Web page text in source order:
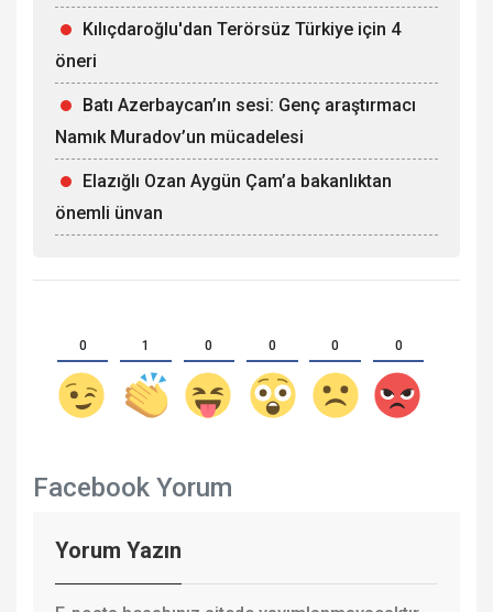
Kılıçdaroğlu'dan Terörsüz Türkiye için 4
öneri
Batı Azerbaycan’ın sesi: Genç araştırmacı
Namık Muradov’un mücadelesi
Elazığlı Ozan Aygün Çam’a bakanlıktan
önemli ünvan
0 1 0 0 0 0
Facebook Yorum
Yorum Yazın